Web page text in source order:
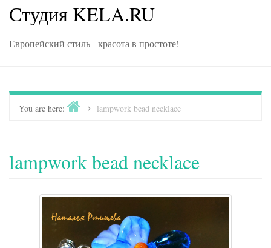
Студия KELA.RU
Европейский стиль - красота в простоте!
You are here: Homelampwork bead necklace
lampwork bead necklace